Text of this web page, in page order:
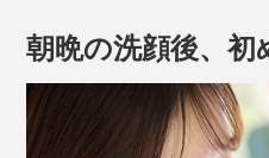
朝晩の洗顔後、初